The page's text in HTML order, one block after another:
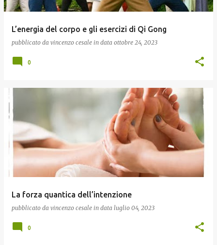
L’energia del corpo e gli esercizi di Qi Gong
pubblicato da vincenzo cesale in data ottobre 24, 2023
0
La forza quantica dell’intenzione
pubblicato da vincenzo cesale in data luglio 04, 2023
0